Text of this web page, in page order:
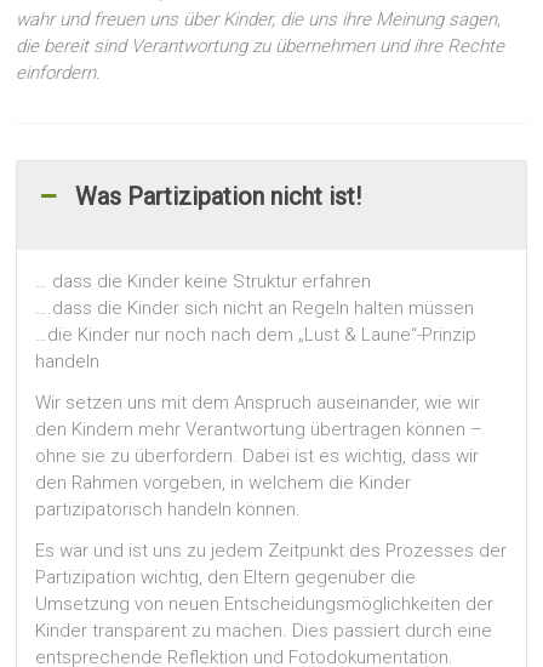
wahr und freuen uns über Kinder, die uns ihre Meinung sagen,
die bereit sind Verantwortung zu übernehmen und ihre Rechte
einfordern.
Was Partizipation nicht ist!
… dass die Kinder keine Struktur erfahren
….dass die Kinder sich nicht an Regeln halten müssen
…die Kinder nur noch nach dem „Lust & Laune“-Prinzip
handeln
Wir setzen uns mit dem Anspruch auseinander, wie wir
den Kindern mehr Verantwortung übertragen können –
ohne sie zu überfordern. Dabei ist es wichtig, dass wir
den Rahmen vorgeben, in welchem die Kinder
partizipatorisch handeln können.
Es war und ist uns zu jedem Zeitpunkt des Prozesses der
Partizipation wichtig, den Eltern gegenüber die
Umsetzung von neuen Entscheidungsmöglichkeiten der
Kinder transparent zu machen. Dies passiert durch eine
entsprechende Reflektion und Fotodokumentation.